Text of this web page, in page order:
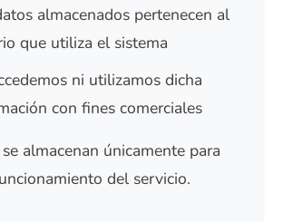
almacenados pertenecen al
que utiliza el sistema
ni utilizamos dicha
con fines comerciales
almacenan únicamente para
del servicio.